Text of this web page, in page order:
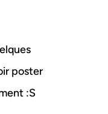
poster
:S